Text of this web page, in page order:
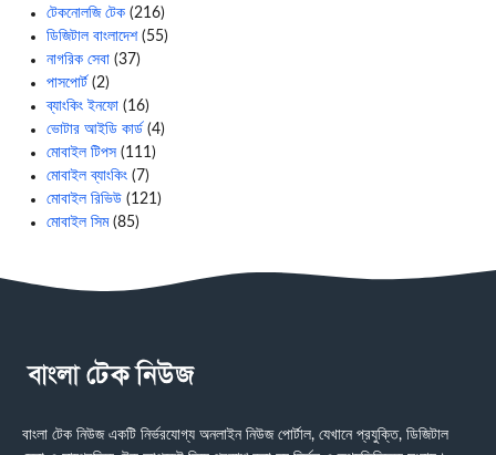
টেকনোলজি টেক (216)
ডিজিটাল বাংলাদেশ(55)
নাগরিক সেবা (37)
পাসপোর্ট (2)
ব্যাংকিং ইনফো (16)
ভোটার আইডি কার্ড (4)
মোবাইল টিপস (111)
মোবাইল ব্যাংকিং (7)
মোবাইল রিভিউ (121)
মোবাইল সিম(85)
বাংলা টেক নিউজ একটি নির্ভরযোগ্য অনলাইন নিউজ পোর্টাল, যেখানে প্রযুক্তি, ডিজিটাল